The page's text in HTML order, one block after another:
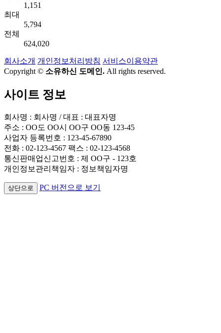
1,151
최대
5,794
전체
624,020
회사소개 개인정보처리방침 서비스이용약관
Copyright © 소유하신 도메인. All rights reserved.
사이트 정보
회사명 : 회사명 / 대표 : 대표자명
주소 : OO도 OO시 OO구 OO동 123-45
사업자 등록번호 : 123-45-67890
전화 : 02-123-4567 팩스 : 02-123-4568
통신판매업신고번호 : 제 OO구 - 123호
개인정보관리책임자 : 정보책임자명
상단으로 PC 버전으로 보기